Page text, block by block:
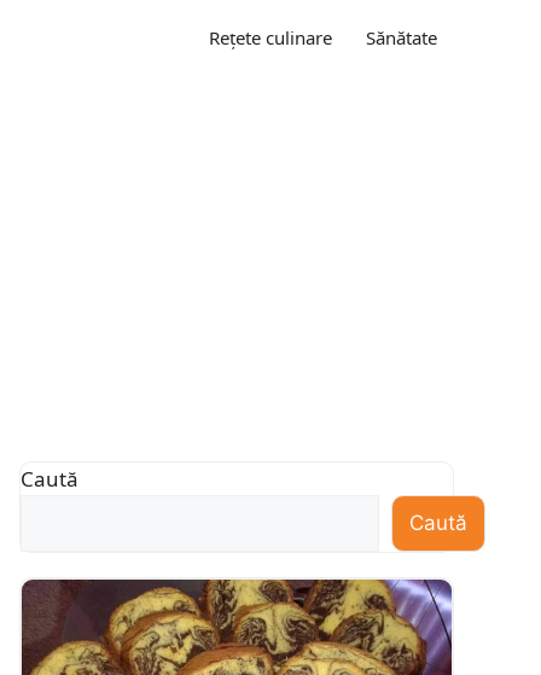
Rețete culinare Sănătate
Caută
Caută